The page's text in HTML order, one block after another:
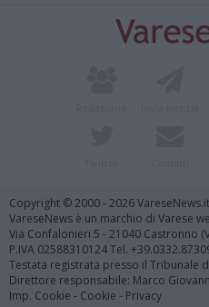
Copyright © 2000 - 2026
VareseNews è un marchio di Varese
Via Confalonieri 5 - 21040 Castronno
P.IVA 02588310124 Tel.
Testata registrata presso il Tribunale
Direttore responsabile: Marco
Imp. Cookie - Cookie - Privacy